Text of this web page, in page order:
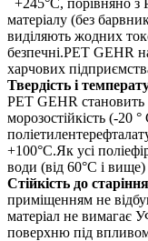
матеріалу (без
виділяють жодних
безпечні.PET GEHR
харчових
Твердість і
PET GEHR
морозостійкість (-20
+100°С.Як усі
води (від 60°C і
Стійкість до старіння
приміщенням не
матеріал не вимагає
поверхню під